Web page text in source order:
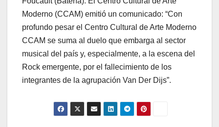
Moderno (CCAM) emitió un comunicado: “Con
profundo pesar el Centro Cultural de Arte Moderno
CCAM se suma al duelo que embarga al sector
musical del país y, especialmente, a la escena del
Rock emergente, por el fallecimiento de los
integrantes de la agrupación Van Der Dijs”.